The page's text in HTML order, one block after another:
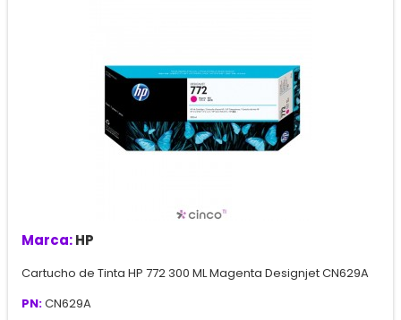
Marca:HP
Cartucho de Tinta HP 772 300 ML Magenta Designjet CN629A
PN:CN629A